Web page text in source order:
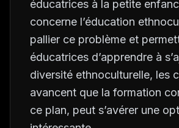
éducatrices à la petite
concerne l’éducation
pallier ce problème et
éducatrices d’apprendre à
diversité ethnoculturelle, les
avancent que la formation
ce plan, peut s’avérer une